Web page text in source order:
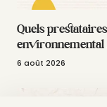
Quels
environnemental
6 août 2026